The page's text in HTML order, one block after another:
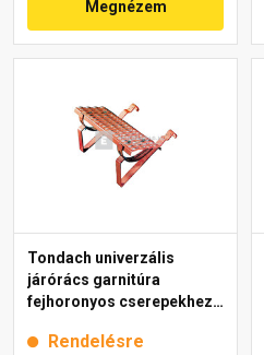
Megnézem
Tondach univerzális
járórács garnitúra
fejhoronyos cserepekhez
Rendelésre